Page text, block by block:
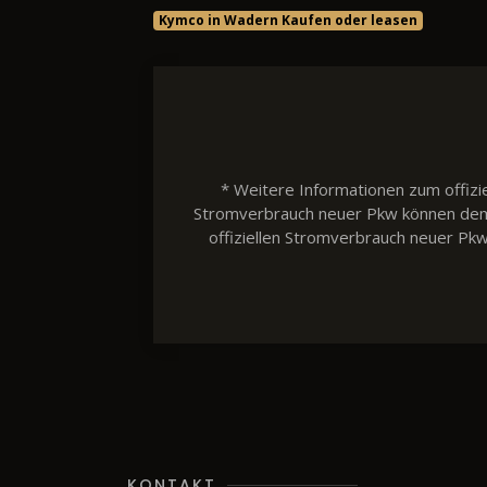
Kymco in Wadern Kaufen oder leasen
* Weitere Informationen zum
Stromverbrauch neuer Pkw können
offiziellen Stromverbrauch neuer